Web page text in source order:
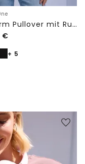
Kurzarm Pullover mit Rundhals in Unifarbe
€
+ 5